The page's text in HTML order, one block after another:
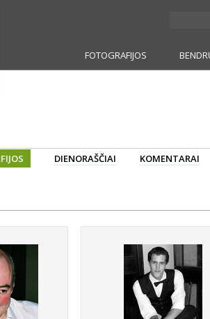
FOTOGRAFIJOS
DIENORAŠČIAI KOMENTARAI